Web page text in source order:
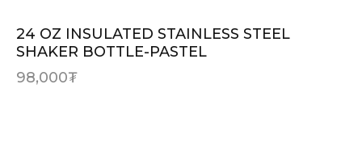
24 OZ INSULATED STAINLESS STEEL
SHAKER BOTTLE-PASTEL
98,000₮